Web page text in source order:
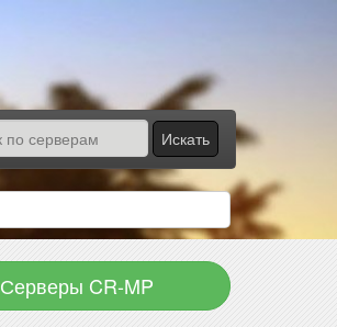
Искать
Серверы CR-MP